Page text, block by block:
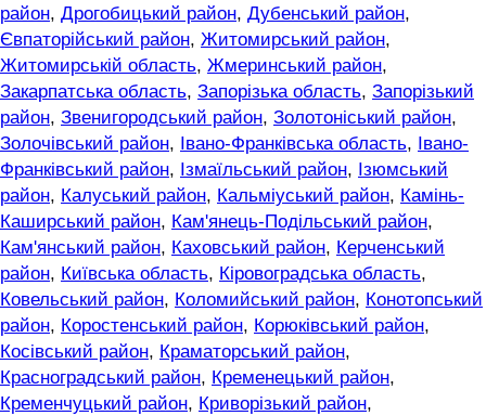
район, Дрогобицький район, Дубенський район,
Євпаторійський район, Житомирський район,
Житомирській область, Жмеринський район,
Закарпатська область, Запорізька область, Запорізький
район, Звенигородський район, Золотоніський район,
Золочівський район, Івано-Франківська область,
Івано-
Франківський район, Ізмаїльський район, Ізюмський
район, Калуський район, Кальміуський район, Камінь-
Каширський район, Кам'янець-Подільський район,
Кам'янський район, Каховський район, Керченський
район, Київська область, Кіровоградська область,
Ковельський район, Коломийський район, Конотопський
район, Коростенський район, Корюківський район,
Косівський район, Краматорський район,
Красноградський район, Кременецький район,
Кременчуцький район, Криворізький район,